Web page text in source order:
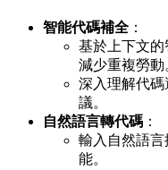
智能代碼補全 ：
基於上下文的
減少重複勞動
深入理解代
議。
自然語言轉代碼 ：
輸入自然語
能。